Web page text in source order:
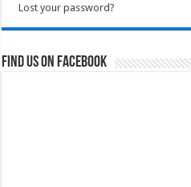
Lost your password?
Find us on Facebook